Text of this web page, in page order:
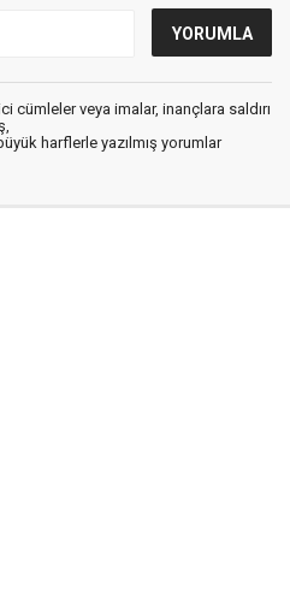
cümleler veya imalar, inançlara saldırı
harflerle yazılmış yorumlar